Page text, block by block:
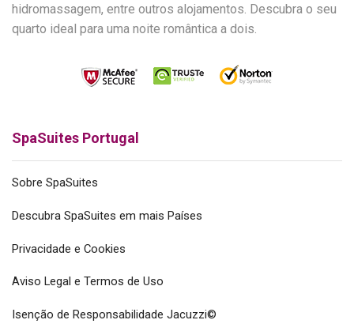
hidromassagem, entre outros alojamentos. Descubra o seu
quarto ideal para uma noite romântica a dois.
SpaSuites Portugal
Sobre SpaSuites
Descubra SpaSuites em mais Países
Privacidade e Cookies
Aviso Legal e Termos de Uso
Isenção de Responsabilidade Jacuzzi©